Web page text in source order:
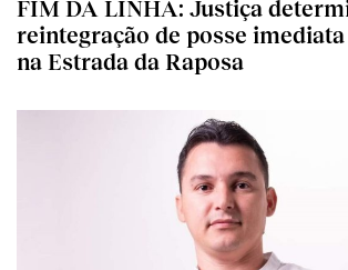
FIM DA LINHA: Justiça
reintegração de posse
na Estrada da Raposa